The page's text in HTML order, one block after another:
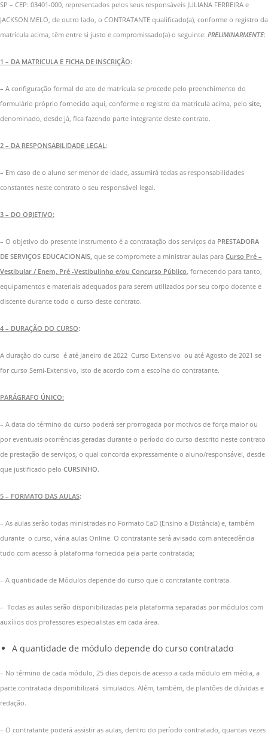
SP – CEP: 03401-000, representados pelos seus responsáveis JULIANA FERREIRA e
JACKSON MELO, de outro lado, o CONTRATANTE qualificado(a), conforme o registro da
matrícula acima, têm entre si justo e compromissado(a) o seguinte: PRELIMINARMENTE:
1 – DA MATRICULA E FICHA DE INSCRIÇÃO:
– A configuração formal do ato de matrícula se procede pelo preenchimento do
formulário próprio fornecido aqui, conforme o registro da matrícula acima, pelo site,
denominado, desde já, fica fazendo parte integrante deste contrato.
2 – DA RESPONSABILIDADE LEGAL:
– Em caso de o aluno ser menor de idade, assumirá todas as responsabilidades
constantes neste contrato o seu responsável legal.
3 – DO OBJETIVO:
– O objetivo do presente instrumento é a contratação dos serviços da PRESTADORA
DE SERVIÇOS EDUCACIONAIS, que se compromete a ministrar aulas para Curso Pré –
Vestibular / Enem, Pré -Vestibulinho e/ou Concurso Público, fornecendo para tanto,
equipamentos e materiais adequados para serem utilizados por seu corpo docente e
discente durante todo o curso deste contrato.
4 – DURAÇÃO DO CURSO:
A duração do curso é até Janeiro de 2022 Curso Extensivo ou até Agosto de 2021 se
for curso Semi-Extensivo, isto de acordo com a escolha do contratante.
PARÁGRAFO ÚNICO:
– A data do término do curso poderá ser prorrogada por motivos de força maior ou
por eventuais ocorrências geradas durante o período do curso descrito neste contrato
de prestação de serviços, o qual concorda expressamente o aluno/responsável, desde
que justificado pelo CURSINHO.
5 – FORMATO DAS AULAS:
– As aulas serão todas ministradas no Formato EaD (Ensino a Distância) e, também
durante o curso, vária aulas Online. O contratante será avisado com antecedência
tudo com acesso à plataforma fornecida pela parte contratada;
– A quantidade de Módulos depende do curso que o contratante contrata.
– Todas as aulas serão disponibilizadas pela plataforma separadas por módulos com
auxílios dos professores especialistas em cada área.
A quantidade de módulo depende do curso contratado
– No término de cada módulo, 25 dias depois de acesso a cada módulo em média, a
parte contratada disponibilizará simulados. Além, também, de plantões de dúvidas e
redação.
– O contratante poderá assistir as aulas, dentro do período contratado, quantas vezes